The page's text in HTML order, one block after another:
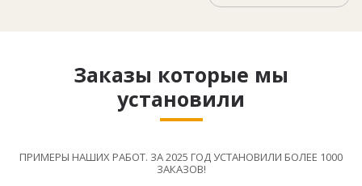
Заказы которые мы
установили
ПРИМЕРЫ НАШИХ РАБОТ. ЗА 2025 ГОД УСТАНОВИЛИ БОЛЕЕ 1000
ЗАКАЗОВ!